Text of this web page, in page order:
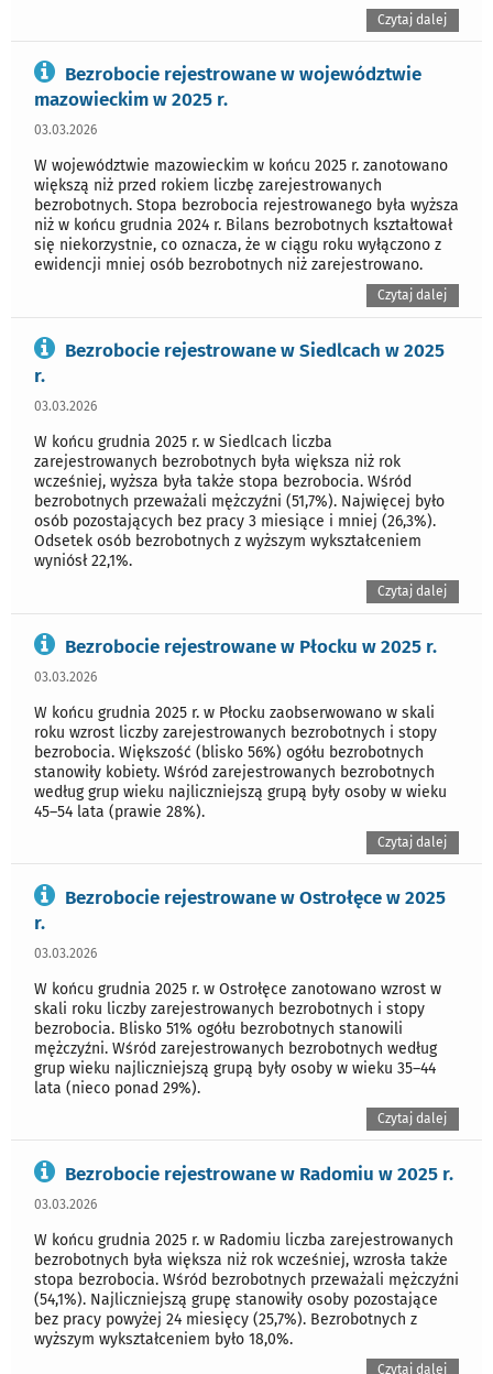
Czytaj dalej
Bezrobocie rejestrowane w województwie
mazowieckim w 2025 r.
03.03.2026
W województwie mazowieckim w końcu 2025 r. zanotowano
większą niż przed rokiem liczbę zarejestrowanych
bezrobotnych. Stopa bezrobocia rejestrowanego była wyższa
niż w końcu grudnia 2024 r. Bilans bezrobotnych kształtował
się niekorzystnie, co oznacza, że w ciągu roku wyłączono z
ewidencji mniej osób bezrobotnych niż zarejestrowano.
Czytaj dalej
Bezrobocie rejestrowane w Siedlcach w 2025
r.
03.03.2026
W końcu grudnia 2025 r. w Siedlcach liczba
zarejestrowanych bezrobotnych była większa niż rok
wcześniej, wyższa była także stopa bezrobocia. Wśród
bezrobotnych przeważali mężczyźni (51,7%). Najwięcej było
osób pozostających bez pracy 3 miesiące i mniej (26,3%).
Odsetek osób bezrobotnych z wyższym wykształceniem
wyniósł 22,1%.
Czytaj dalej
Bezrobocie rejestrowane w Płocku w 2025 r.
03.03.2026
W końcu grudnia 2025 r. w Płocku zaobserwowano w skali
roku wzrost liczby zarejestrowanych bezrobotnych i stopy
bezrobocia. Większość (blisko 56%) ogółu bezrobotnych
stanowiły kobiety. Wśród zarejestrowanych bezrobotnych
według grup wieku najliczniejszą grupą były osoby w wieku
45–54 lata (prawie 28%).
Czytaj dalej
Bezrobocie rejestrowane w Ostrołęce w 2025
r.
03.03.2026
W końcu grudnia 2025 r. w Ostrołęce zanotowano wzrost w
skali roku liczby zarejestrowanych bezrobotnych i stopy
bezrobocia. Blisko 51% ogółu bezrobotnych stanowili
mężczyźni. Wśród zarejestrowanych bezrobotnych według
grup wieku najliczniejszą grupą były osoby w wieku 35–44
lata (nieco ponad 29%).
Czytaj dalej
Bezrobocie rejestrowane w Radomiu w 2025 r.
03.03.2026
W końcu grudnia 2025 r. w Radomiu liczba zarejestrowanych
bezrobotnych była większa niż rok wcześniej, wzrosła także
stopa bezrobocia. Wśród bezrobotnych przeważali mężczyźni
(54,1%). Najliczniejszą grupę stanowiły osoby pozostające
bez pracy powyżej 24 miesięcy (25,7%). Bezrobotnych z
wyższym wykształceniem było 18,0%.
Czytaj dalej